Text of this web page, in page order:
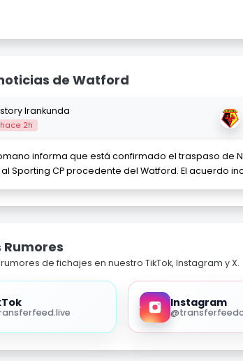
de Watford
Irankunda
hace 2h
informa que está confirmado el traspaso de
Sporting CP procedente del Watford. El acuerdo
Rumores
de fichajes en nuestro TikTok, Instagram y X.
Instagram